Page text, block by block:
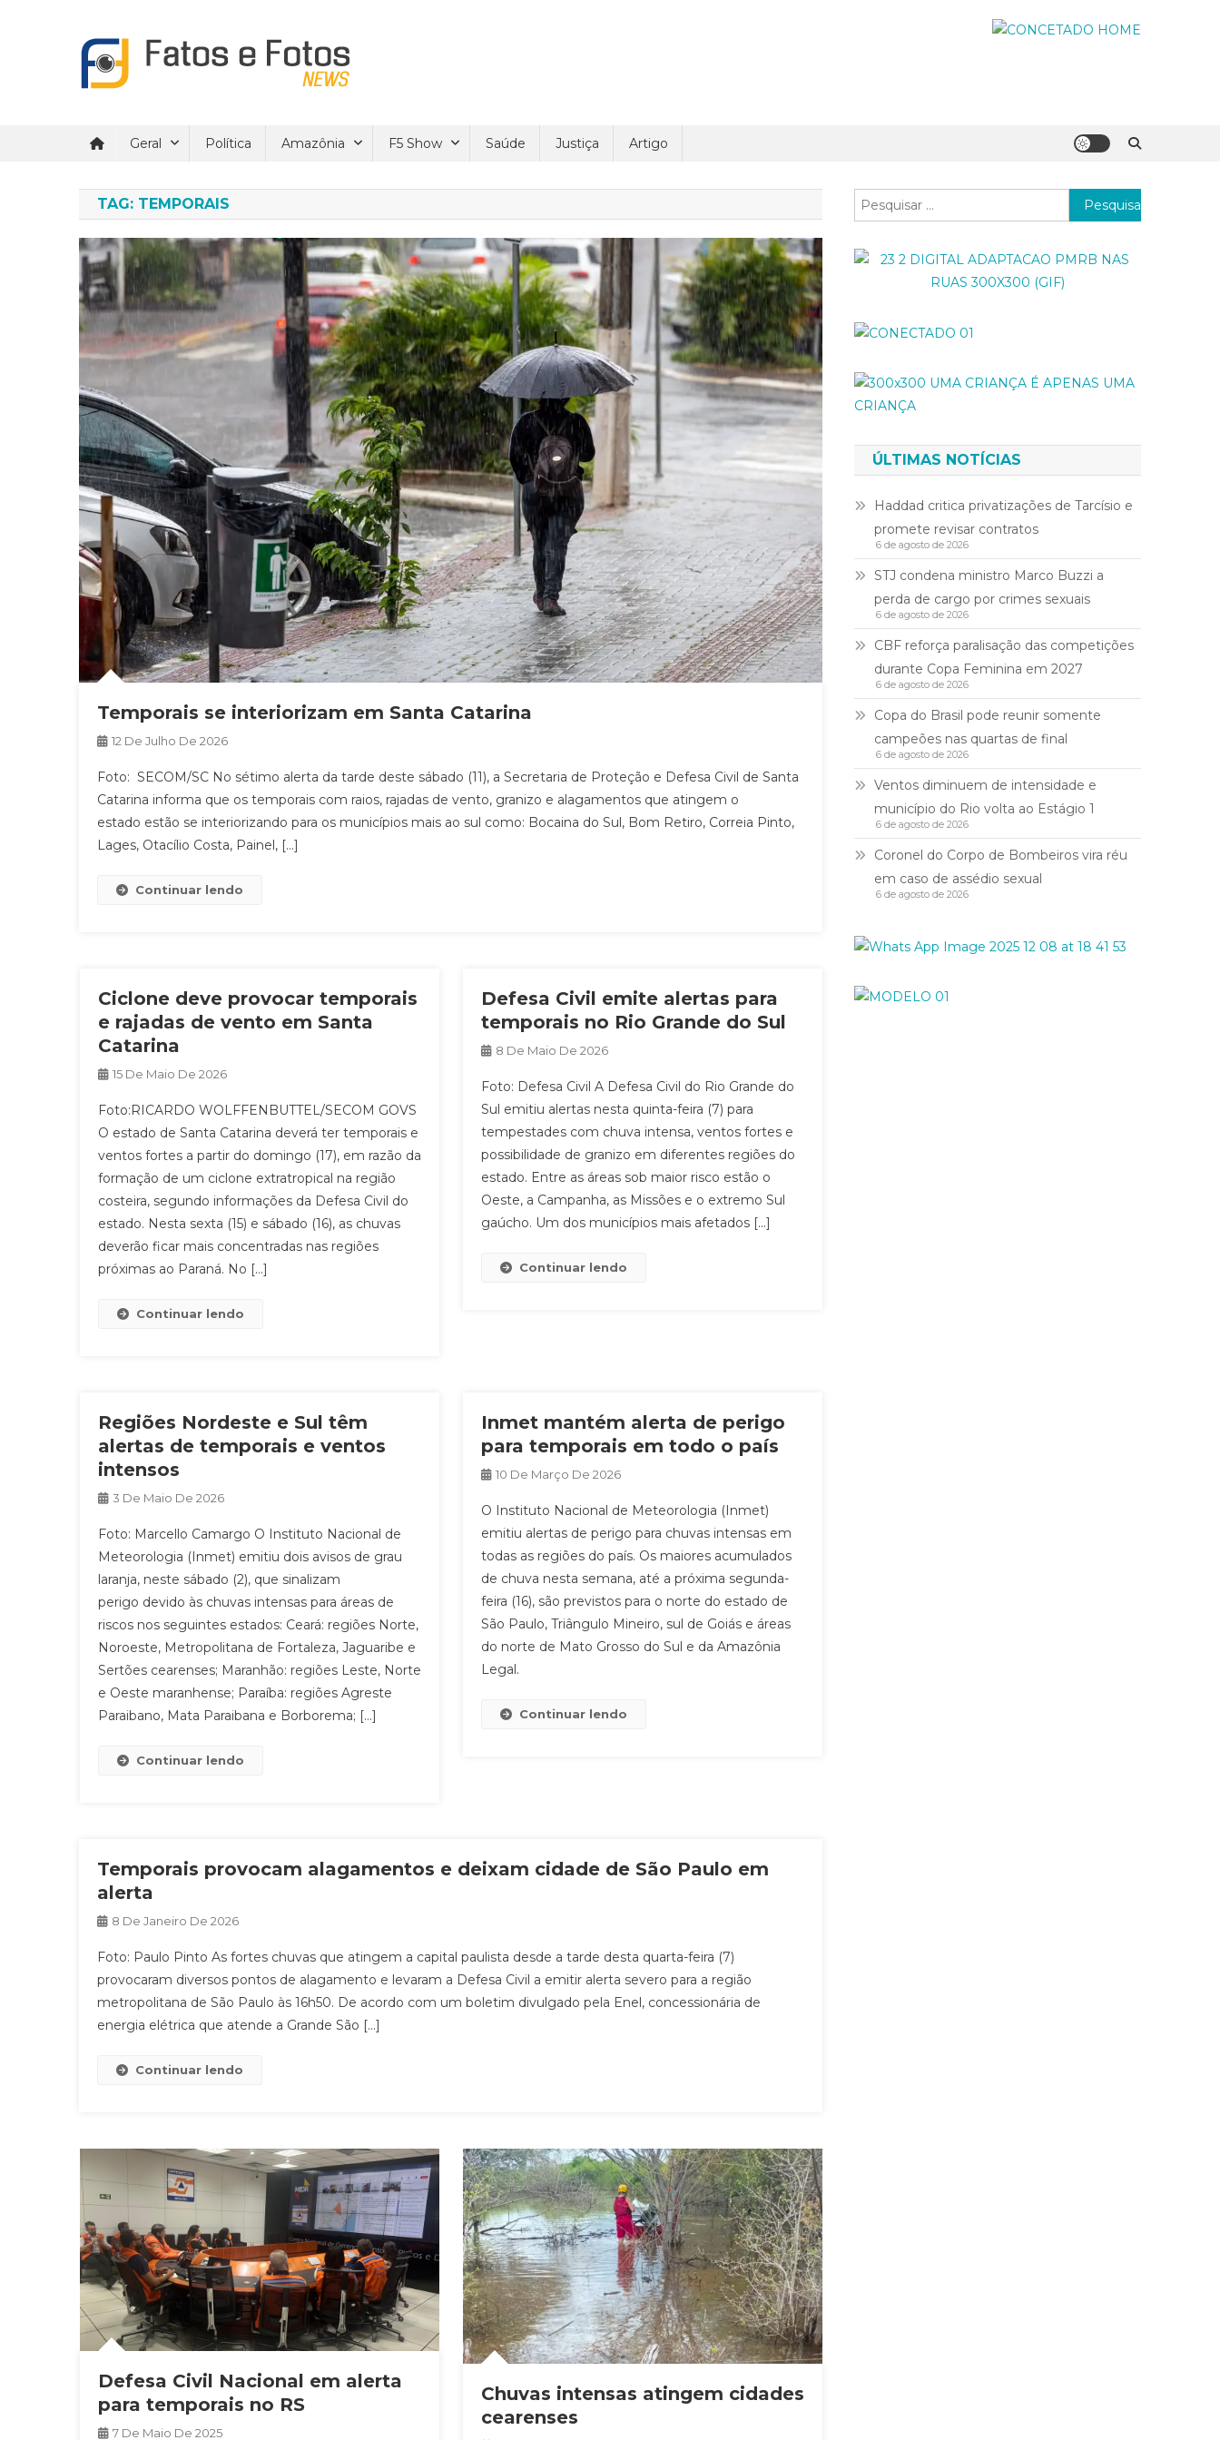
Geral Política Amazônia F5 Show Saúde Justiça Artigo
TAG: TEMPORAIS
Temporais se interiorizam em Santa Catarina
12 De Julho De 2026
Foto: SECOM/SC No sétimo alerta da tarde deste sábado (11), a Secretaria de Proteção e Defesa Civil de Santa
Catarina informa que os temporais com raios, rajadas de vento, granizo e alagamentos que atingem o
estado estão se interiorizando para os municípios mais ao sul como: Bocaina do Sul, Bom Retiro, Correia Pinto,
Lages, Otacílio Costa, Painel, […]
Continuar lendo
Ciclone deve provocar temporais
e rajadas de vento em Santa
Catarina
15 De Maio De 2026
Foto:RICARDO WOLFFENBUTTEL/SECOM GOVS
O estado de Santa Catarina deverá ter temporais e
ventos fortes a partir do domingo (17), em razão da
formação de um ciclone extratropical na região
costeira, segundo informações da Defesa Civil do
estado. Nesta sexta (15) e sábado (16), as chuvas
deverão ficar mais concentradas nas regiões
próximas ao Paraná. No […]
Continuar lendo
Defesa Civil emite alertas para
temporais no Rio Grande do Sul
8 De Maio De 2026
Foto: Defesa Civil A Defesa Civil do Rio Grande do
Sul emitiu alertas nesta quinta-feira (7) para
tempestades com chuva intensa, ventos fortes e
possibilidade de granizo em diferentes regiões do
estado. Entre as áreas sob maior risco estão o
Oeste, a Campanha, as Missões e o extremo Sul
gaúcho. Um dos municípios mais afetados […]
Continuar lendo
Regiões Nordeste e Sul têm
alertas de temporais e ventos
intensos
3 De Maio De 2026
Foto: Marcello Camargo O Instituto Nacional de
Meteorologia (Inmet) emitiu dois avisos de grau
laranja, neste sábado (2), que sinalizam
perigo devido às chuvas intensas para áreas de
riscos nos seguintes estados: Ceará: regiões Norte,
Noroeste, Metropolitana de Fortaleza, Jaguaribe e
Sertões cearenses; Maranhão: regiões Leste, Norte
e Oeste maranhense; Paraíba: regiões Agreste
Paraibano, Mata Paraibana e Borborema; […]
Continuar lendo
Inmet mantém alerta de perigo
para temporais em todo o país
10 De Março De 2026
O Instituto Nacional de Meteorologia (Inmet)
emitiu alertas de perigo para chuvas intensas em
todas as regiões do país. Os maiores acumulados
de chuva nesta semana, até a próxima segunda-
feira (16), são previstos para o norte do estado de
São Paulo, Triângulo Mineiro, sul de Goiás e áreas
do norte de Mato Grosso do Sul e da Amazônia
Legal.
Continuar lendo
Temporais provocam alagamentos e deixam cidade de São Paulo em
alerta
8 De Janeiro De 2026
Foto: Paulo Pinto As fortes chuvas que atingem a capital paulista desde a tarde desta quarta-feira (7)
provocaram diversos pontos de alagamento e levaram a Defesa Civil a emitir alerta severo para a região
metropolitana de São Paulo às 16h50. De acordo com um boletim divulgado pela Enel, concessionária de
energia elétrica que atende a Grande São […]
Continuar lendo
Defesa Civil Nacional em alerta
para temporais no RS
7 De Maio De 2025
Chuvas intensas atingem cidades
cearenses
Pesquisar
por:
ÚLTIMAS NOTÍCIAS
Haddad critica privatizações de Tarcísio e
promete revisar contratos
6 de agosto de 2026
STJ condena ministro Marco Buzzi a
perda de cargo por crimes sexuais
6 de agosto de 2026
CBF reforça paralisação das competições
durante Copa Feminina em 2027
6 de agosto de 2026
Copa do Brasil pode reunir somente
campeões nas quartas de final
6 de agosto de 2026
Ventos diminuem de intensidade e
município do Rio volta ao Estágio 1
6 de agosto de 2026
Coronel do Corpo de Bombeiros vira réu
em caso de assédio sexual
6 de agosto de 2026